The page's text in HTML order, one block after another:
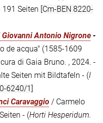
Seiten [Cm-BEN 8220-
Antonio Nigrone -
de acqua" (1585-1609
di Gaia Bruno. , 2024. -
Seiten mit Bildtafeln - (I
6240/1]
Caravaggio / Carmelo
- (Horti Hesperidum.